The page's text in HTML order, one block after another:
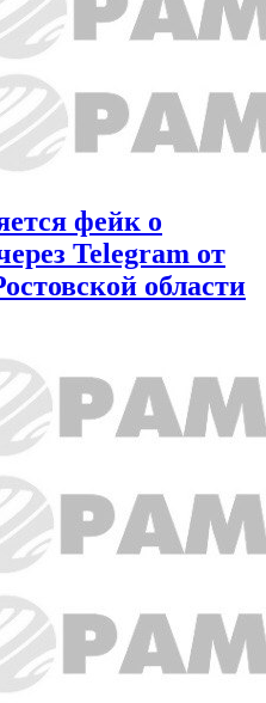
фейк о
Telegram от
области